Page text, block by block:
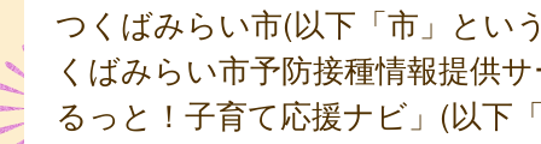
つくばみらい市(以下「市」とい
くばみらい市予防接種情報提供
るっと！子育て応援ナビ」(以下